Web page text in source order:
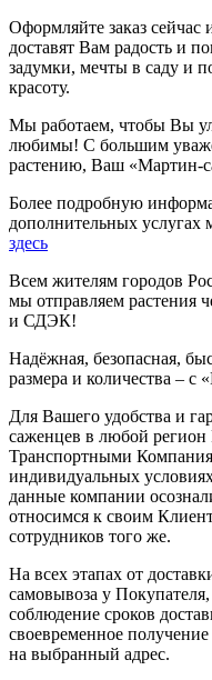
Оформляйте заказ сейчас
доставят Вам радость и
задумки, мечты в саду и
красоту.
Мы работаем, чтобы Вы
любимы! С большим
растению, Ваш «Мартин-
Более подробную
дополнительных услугах
здесь
Всем жителям городов
мы отправляем растения
и СДЭК!
Надёжная, безопасная,
размера и количества – с
Для Вашего удобства и
саженцев в любой
Транспортными
индивидуальных
данные компании
относимся к своим
сотрудников того же.
На всех этапах от
самовывоза у
соблюдение сроков
своевременное
на выбранный адрес.